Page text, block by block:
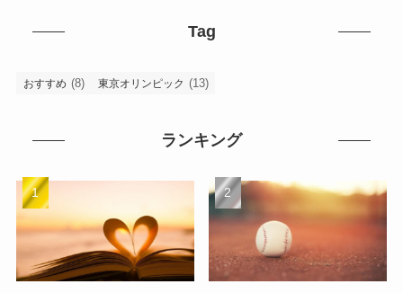
Tag
おすすめ (8) 東京オリンピック (13)
ランキング